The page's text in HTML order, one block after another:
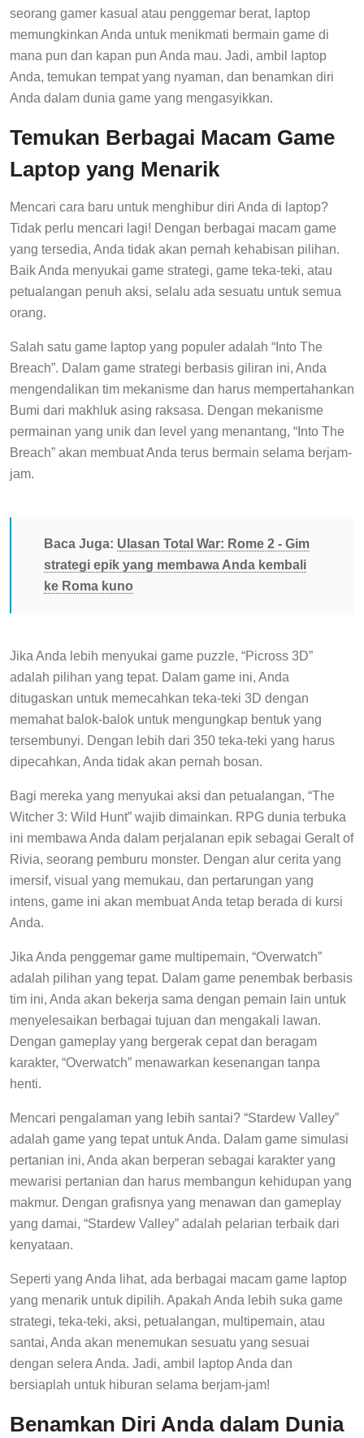
seorang gamer kasual atau penggemar berat, laptop
memungkinkan Anda untuk menikmati bermain game di
mana pun dan kapan pun Anda mau. Jadi, ambil laptop
Anda, temukan tempat yang nyaman, dan benamkan diri
Anda dalam dunia game yang mengasyikkan.
Temukan Berbagai Macam Game
Laptop yang Menarik
Mencari cara baru untuk menghibur diri Anda di laptop?
Tidak perlu mencari lagi! Dengan berbagai macam game
yang tersedia, Anda tidak akan pernah kehabisan pilihan.
Baik Anda menyukai game strategi, game teka-teki, atau
petualangan penuh aksi, selalu ada sesuatu untuk semua
orang.
Salah satu game laptop yang populer adalah “Into The
Breach”. Dalam game strategi berbasis giliran ini, Anda
mengendalikan tim mekanisme dan harus mempertahankan
Bumi dari makhluk asing raksasa. Dengan mekanisme
permainan yang unik dan level yang menantang, “Into The
Breach” akan membuat Anda terus bermain selama berjam-
jam.
Baca Juga: Ulasan Total War: Rome 2 - Gim
strategi epik yang membawa Anda kembali
ke Roma kuno
Jika Anda lebih menyukai game puzzle, “Picross 3D”
adalah pilihan yang tepat. Dalam game ini, Anda
ditugaskan untuk memecahkan teka-teki 3D dengan
memahat balok-balok untuk mengungkap bentuk yang
tersembunyi. Dengan lebih dari 350 teka-teki yang harus
dipecahkan, Anda tidak akan pernah bosan.
Bagi mereka yang menyukai aksi dan petualangan, “The
Witcher 3: Wild Hunt” wajib dimainkan. RPG dunia terbuka
ini membawa Anda dalam perjalanan epik sebagai Geralt of
Rivia, seorang pemburu monster. Dengan alur cerita yang
imersif, visual yang memukau, dan pertarungan yang
intens, game ini akan membuat Anda tetap berada di kursi
Anda.
Jika Anda penggemar game multipemain, “Overwatch”
adalah pilihan yang tepat. Dalam game penembak berbasis
tim ini, Anda akan bekerja sama dengan pemain lain untuk
menyelesaikan berbagai tujuan dan mengakali lawan.
Dengan gameplay yang bergerak cepat dan beragam
karakter, “Overwatch” menawarkan kesenangan tanpa
henti.
Mencari pengalaman yang lebih santai? “Stardew Valley”
adalah game yang tepat untuk Anda. Dalam game simulasi
pertanian ini, Anda akan berperan sebagai karakter yang
mewarisi pertanian dan harus membangun kehidupan yang
makmur. Dengan grafisnya yang menawan dan gameplay
yang damai, “Stardew Valley” adalah pelarian terbaik dari
kenyataan.
Seperti yang Anda lihat, ada berbagai macam game laptop
yang menarik untuk dipilih. Apakah Anda lebih suka game
strategi, teka-teki, aksi, petualangan, multipemain, atau
santai, Anda akan menemukan sesuatu yang sesuai
dengan selera Anda. Jadi, ambil laptop Anda dan
bersiaplah untuk hiburan selama berjam-jam!
Benamkan Diri Anda dalam Dunia